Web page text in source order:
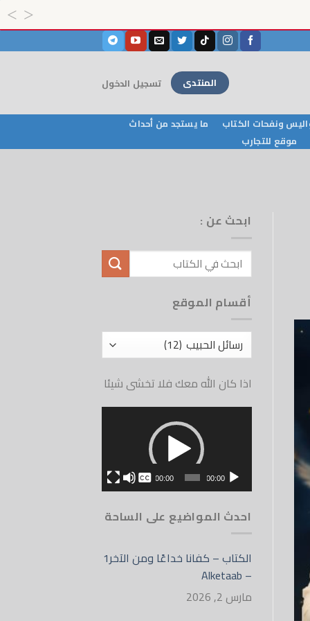
المنتدى تسجيل الدخول
ونفحات الكتاب
ما يستجد من أحداث
موقع للتجارب
ابحث عن :
أقسام الموقع
أقسام
الموقع
اذا كان الله معك فلا تخشى شيئا
00:00
00:00
بدون
English
احدث المواضيع على الساحة
الكتاب – كفانا خداعًا ومن الآخر1
– Alketaab
مارس 2, 2026